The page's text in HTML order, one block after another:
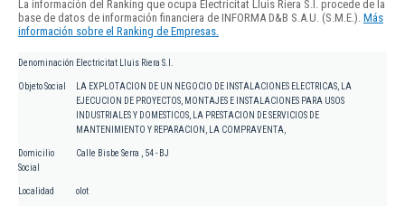
La información del Ranking que ocupa Electricitat Lluis Riera S.l. procede de la
base de datos de información financiera de INFORMA D&B S.A.U. (S.M.E.). Más
información sobre el Ranking de Empresas.
Denominación Electricitat Lluis Riera S.l.
Objeto Social
LA EXPLOTACION DE UN NEGOCIO DE INSTALACIONES ELECTRICAS, LA
EJECUCION DE PROYECTOS, MONTAJES E INSTALACIONES PARA USOS
INDUSTRIALES Y DOMESTICOS, LA PRESTACION DE SERVICIOS DE
MANTENIMIENTO Y REPARACION, LA COMPRAVENTA,
Domicilio
Social
Calle Bisbe Serra , 54 - BJ
Localidad olot